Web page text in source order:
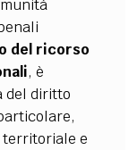
del ricorso
, è
del diritto
territoriale e